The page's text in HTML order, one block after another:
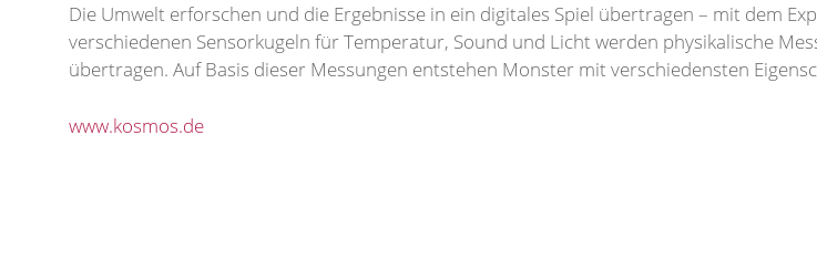
Die Umwelt erforschen und die Ergebnisse in ein digitales Spiel übertragen – mit dem
verschiedenen Sensorkugeln für Temperatur, Sound und Licht werden physikalische
übertragen. Auf Basis dieser Messungen entstehen Monster mit verschiedensten
www.kosmos.de